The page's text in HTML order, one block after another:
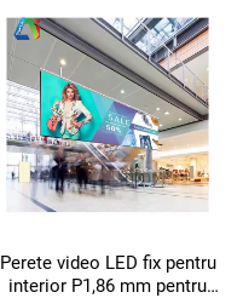
Perete video LED fix pentru
interior P1,86 mm pentru